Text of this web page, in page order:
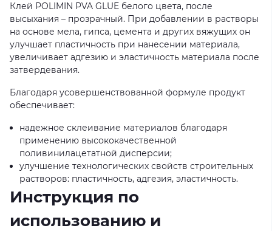
Клей POLIMIN PVA GLUE белого цвета, после
высыхания – прозрачный. При добавлении в растворы
на основе мела, гипса, цемента и других вяжущих он
улучшает пластичность при нанесении материала,
увеличивает адгезию и эластичность материала после
затвердевания.
Благодаря усовершенствованной формуле продукт
обеспечивает:
надежное склеивание материалов благодаря
применению высококачественной
поливинилацетатной дисперсии;
улучшение технологических свойств строительных
растворов: пластичность, адгезия, эластичность.
Инструкция по
использованию и